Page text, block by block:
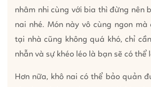
nhâm nhi cùng với bia thì đừng nên
nai nhé. Món này vô cùng ngon
tại nhà cũng không quá khó, chỉ
nhẫn và sự khéo léo là bạn sẽ có thể
Hơn nữa, khô nai có thể bảo quản